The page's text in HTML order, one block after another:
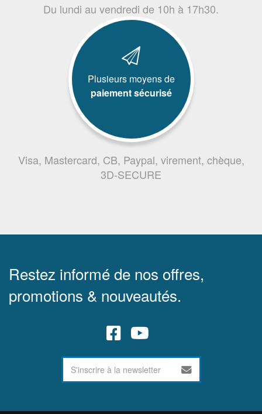
Du lundi au vendredi de 10h à 17h30.
Plusieurs moyens de
paiement sécurisé
Visa, Mastercard, CB, Paypal, virement, chèque,
3D-SECURE
Restez informé de nos offres,
promotions & nouveautés.